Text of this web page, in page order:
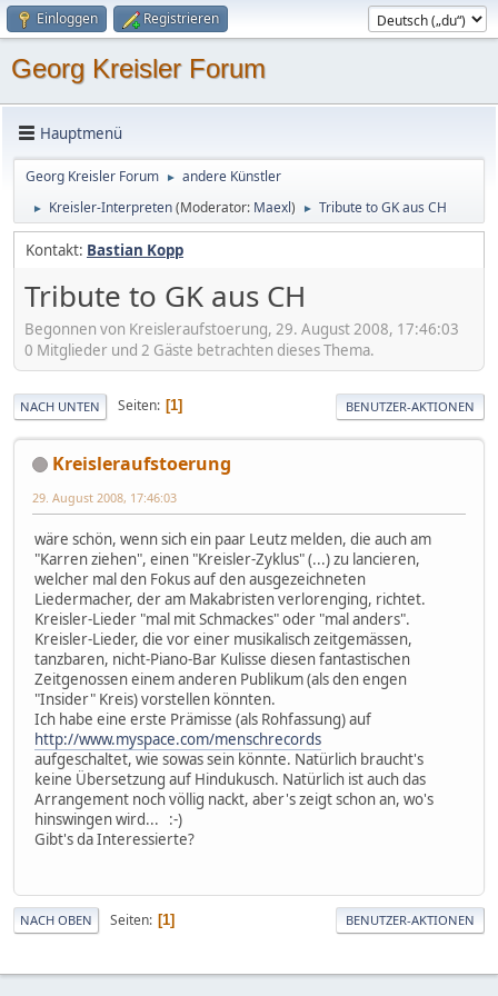
Einloggen Registrieren
Georg Kreisler Forum
Hauptmenü
Georg Kreisler Forum ► andere Künstler
► Kreisler-Interpreten(Moderator: Maexl) ► Tribute to GK aus CH
Kontakt: Bastian Kopp
Tribute to GK aus CH
Begonnen von Kreisleraufstoerung, 29. August 2008, 17:46:03
0 Mitglieder und 2 Gäste betrachten dieses Thema.
NACH UNTEN Seiten 1 BENUTZER-AKTIONEN
Kreisleraufstoerung
29. August 2008, 17:46:03
wäre schön, wenn sich ein paar Leutz melden, die auch am
"Karren ziehen", einen "Kreisler-Zyklus" (...) zu lancieren,
welcher mal den Fokus auf den ausgezeichneten
Liedermacher, der am Makabristen verlorenging, richtet.
Kreisler-Lieder "mal mit Schmackes" oder "mal anders".
Kreisler-Lieder, die vor einer musikalisch zeitgemässen,
tanzbaren, nicht-Piano-Bar Kulisse diesen fantastischen
Zeitgenossen einem anderen Publikum (als den engen
"Insider" Kreis) vorstellen könnten.
Ich habe eine erste Prämisse (als Rohfassung) auf
http://www.myspace.com/menschrecords
aufgeschaltet, wie sowas sein könnte. Natürlich braucht's
keine Übersetzung auf Hindukusch. Natürlich ist auch das
Arrangement noch völlig nackt, aber's zeigt schon an, wo's
hinswingen wird... :-)
Gibt's da Interessierte?
NACH OBEN Seiten 1 BENUTZER-AKTIONEN